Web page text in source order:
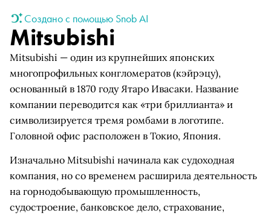
Создано с помощью Snob AI
Mitsubishi
Mitsubishi — один из крупнейших японских
многопрофильных конгломератов (кэйрэцу),
основанный в 1870 году Ятаро Ивасаки. Название
компании переводится как «три бриллианта» и
символизируется тремя ромбами в логотипе.
Головной офис расположен в Токио, Япония.
Изначально Mitsubishi начинала как судоходная
компания, но со временем расширила деятельность
на горнодобывающую промышленность,
судостроение, банковское дело, страхование,